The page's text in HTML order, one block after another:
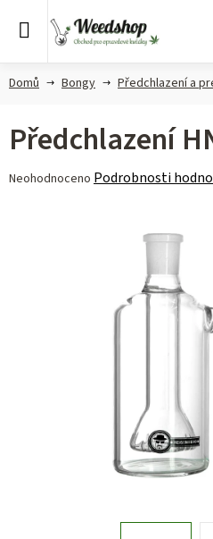
Domů Bongy Předchlazení a
Předchlazení
Průměrné
Neohodnoceno Podrobnosti